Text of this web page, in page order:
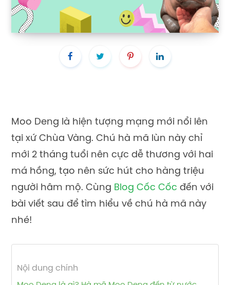
Moo Deng là hiện tượng mạng mới nổi lên
tại xứ Chùa Vàng. Chú hà mã lùn này chỉ
mới 2 tháng tuổi nên cực dễ thương với hai
má hồng, tạo nên sức hút cho hàng triệu
người hâm mộ. Cùng Blog Cốc Cốc đến với
bài viết sau để tìm hiểu về chú hà mã này
nhé!
Nội dung chính